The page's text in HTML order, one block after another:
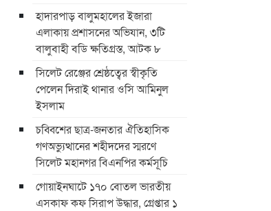
হাদারপাড় বালুমহালের ইজারা
এলাকায় প্রশাসনের অভিযান, ৩টি
বালুবাহী বডি ক্ষতিগ্রস্ত, আটক ৮
সিলেট রেঞ্জের শ্রেষ্ঠত্বের স্বীকৃতি
পেলেন দিরাই থানার ওসি আমিনুল
ইসলাম
চব্বিশের ছাত্র-জনতার ঐতিহাসিক
গণঅভ্যুত্থানের শহীদদের স্মরণে
সিলেট মহানগর বিএনপির কর্মসূচি
গোয়াইনঘাটে ১৭০ বোতল ভারতীয়
এসকাফ কফ সিরাপ উদ্ধার, গ্রেপ্তার ১